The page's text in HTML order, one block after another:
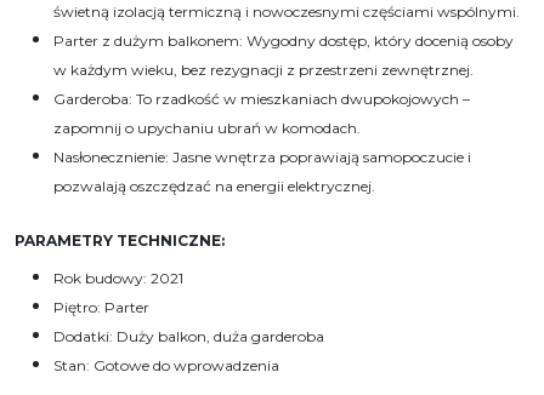
świetną izolacją termiczną i nowoczesnymi częściami wspólnymi.
Parter z dużym balkonem: Wygodny dostęp, który docenią osoby
w każdym wieku, bez rezygnacji z przestrzeni zewnętrznej.
Garderoba: To rzadkość w mieszkaniach dwupokojowych –
zapomnij o upychaniu ubrań w komodach.
Nasłonecznienie: Jasne wnętrza poprawiają samopoczucie i
pozwalają oszczędzać na energii elektrycznej.
PARAMETRY TECHNICZNE:
Rok budowy: 2021
Piętro: Parter
Dodatki: Duży balkon, duża garderoba
Stan: Gotowe do wprowadzenia